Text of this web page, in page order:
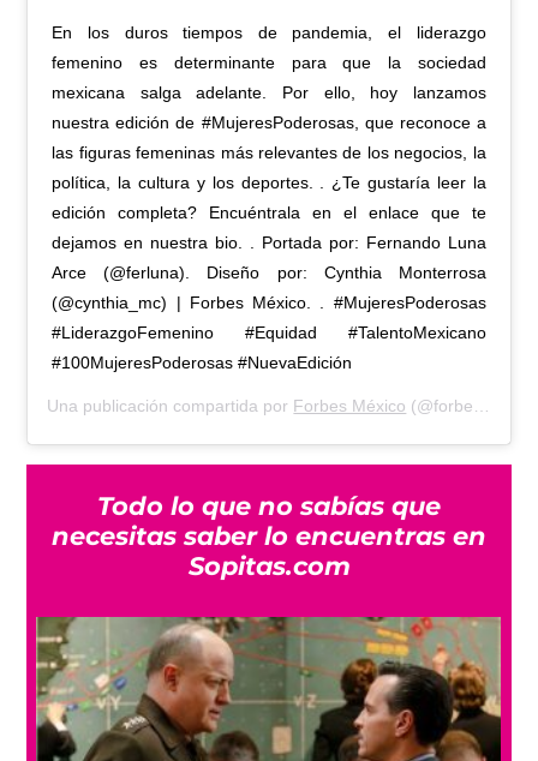
En los duros tiempos de pandemia, el liderazgo
femenino es determinante para que la sociedad
mexicana salga adelante. Por ello, hoy lanzamos
nuestra edición de #MujeresPoderosas, que reconoce a
las figuras femeninas más relevantes de los negocios, la
política, la cultura y los deportes. . ¿Te gustaría leer la
edición completa? Encuéntrala en el enlace que te
dejamos en nuestra bio. . Portada por: Fernando Luna
Arce (@ferluna). Diseño por: Cynthia Monterrosa
(@cynthia_mc) | Forbes México. . #MujeresPoderosas
#LiderazgoFemenino #Equidad #TalentoMexicano
#100MujeresPoderosas #NuevaEdición
Una publicación compartida por Forbes México (@forbesmexico) el
Todo lo que no sabías que
necesitas saber lo encuentras en
Sopitas.com